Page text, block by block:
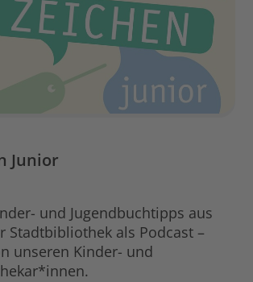
Junior
und Jugendbuchtipps aus
Stadtbibliothek als Podcast –
unseren Kinder- und